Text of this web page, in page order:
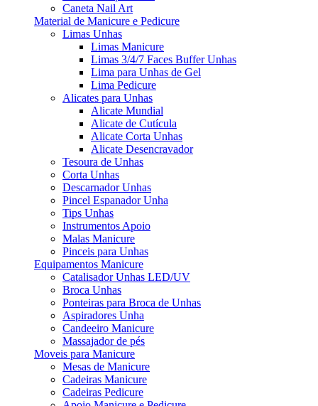
Caneta Nail Art
Material de Manicure e Pedicure
Limas Unhas
Limas Manicure
Limas 3/4/7 Faces Buffer Unhas
Lima para Unhas de Gel
Lima Pedicure
Alicates para Unhas
Alicate Mundial
Alicate de Cutícula
Alicate Corta Unhas
Alicate Desencravador
Tesoura de Unhas
Corta Unhas
Descarnador Unhas
Pincel Espanador Unha
Tips Unhas
Instrumentos Apoio
Malas Manicure
Pinceis para Unhas
Equipamentos Manicure
Catalisador Unhas LED/UV
Broca Unhas
Ponteiras para Broca de Unhas
Aspiradores Unha
Candeeiro Manicure
Massajador de pés
Moveis para Manicure
Mesas de Manicure
Cadeiras Manicure
Cadeiras Pedicure